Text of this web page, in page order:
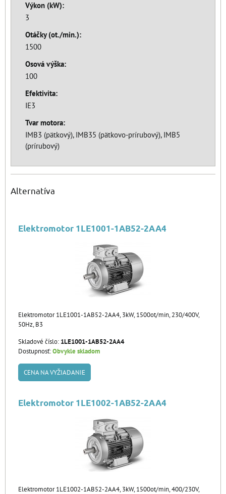
Výkon (kW):
3
Otáčky (ot./min.):
1500
Osová výška:
100
Efektivita:
IE3
Tvar motora:
IMB3 (pätkový), IMB35 (pätkovo-prírubový), IMB5
(prírubový)
Alternatíva
Elektromotor 1LE1001-1AB52-2AA4
Elektromotor 1LE1001-1AB52-2AA4, 3kW, 1500ot/min, 230/400V,
50Hz, B3
Skladové číslo: 1LE1001-1AB52-2AA4
Dostupnosť:Obvykle skladom
CENA NA VYŽIADANIE
Elektromotor 1LE1002-1AB52-2AA4
Elektromotor 1LE1002-1AB52-2AA4, 3kW, 1500ot/min, 400/230V,